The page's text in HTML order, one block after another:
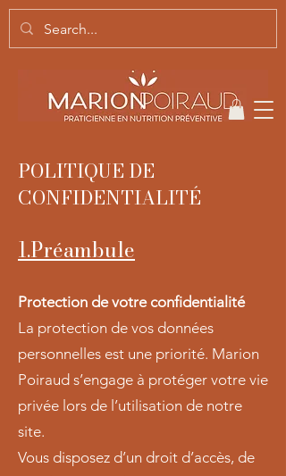
POLITIQUE DE
CONFIDENTIALITÉ
1.Préambule
Protection de votre confidentialité
La protection de vos données
personnelles est une priorité. Marion
Poiraud s’engage à protéger votre vie
privée lors de l’utilisation de notre
site.
Vous disposez d’un droit d’accès, de